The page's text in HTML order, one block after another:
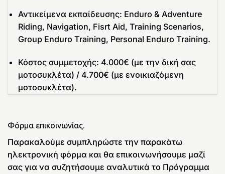
Αντικείμενα εκπαίδευσης: Enduro & Adventure
Riding, Navigation, Fisrt Aid, Training Scenarios,
Group Enduro Training, Personal Enduro Training.
Κόστος συμμετοχής: 4.000€ (με την δική σας
μοτοσυκλέτα) / 4.700€ (με ενοικιαζόμενη
μοτοσυκλέτα).
Φόρμα επικοινωνίας.
Παρακαλούμε συμπληρώστε την παρακάτω
ηλεκτρονική φόρμα και θα επικοινωνήσουμε μαζί
σας για να συζητήσουμε αναλυτικά το Πρόγραμμα